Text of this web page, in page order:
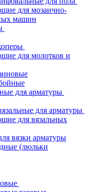
для мозаично-
машин
для молотков и
для арматуры
для арматуры
для вязальных
вязки арматуры
(люльки